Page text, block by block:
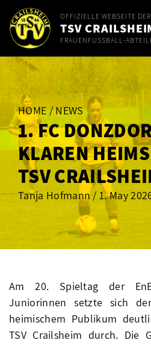
OFFIZIELLE WEBSEITE DER
TSV
FRAUENFUSSBALL-
HOME / NEWS
1. FC
KLAREN
TSV
Tanja Hofmann / 1. May
Am 20. Spieltag der
Juniorinnen setzte sich
heimischem Publikum
TSV Crailsheim durch. Die